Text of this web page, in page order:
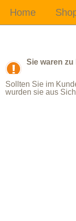
Sie waren
Sollten Sie im
wurden sie aus